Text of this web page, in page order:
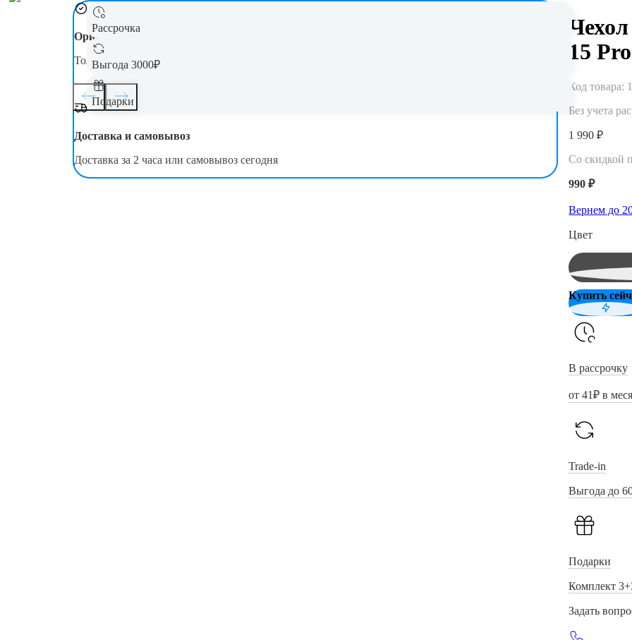
Рассрочка
Выгода 3000₽
Подарки
Оригинал
Только новая, оригинальная техника
Доставка и самовывоз
Доставка за 2 часа или самовывоз сегодня
15
Код товара:
Без учета
1 990 ₽
Со скидкой
990 ₽
Вернем до
Цвет
Купить
В рассрочку
от41₽ в
Trade-in
Выгода до
Подарки
Комплект
Задать